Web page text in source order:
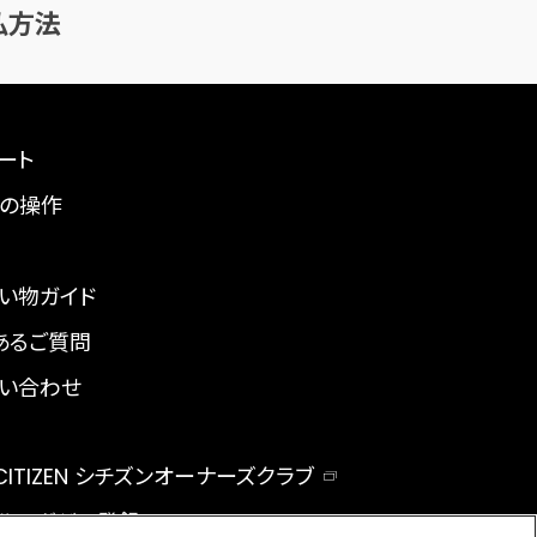
方法
ト
操作
物ガイド
るご質問
合わせ
シチズンオーナーズクラブ
マガジン登録